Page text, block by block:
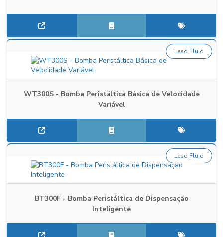
WT300S - Bomba Peristáltica Básica de Velocidade
Variável
Lead Fluid
BT300F - Bomba Peristáltica de Dispensação
Inteligente
Lead Fluid